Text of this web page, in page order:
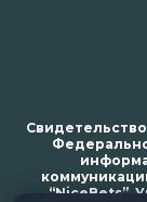
“NiceBets”.